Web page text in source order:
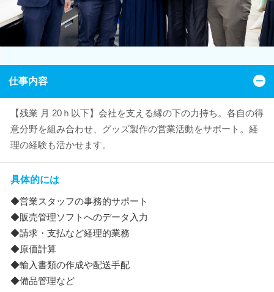
仕事内容
【残業 月 20ｈ以下】会社を支える縁の下の力持ち。各自の得
意分野を組み合わせ、グッズ製作の営業活動をサポート。経
理の経験も活かせます。
具体的には
◆営業スタッフの事務的サポート
◆販売管理ソフトへのデータ入力
◆請求・支払など経理的業務
◆原価計算
◆輸入書類の作成や配送手配
◆備品管理など